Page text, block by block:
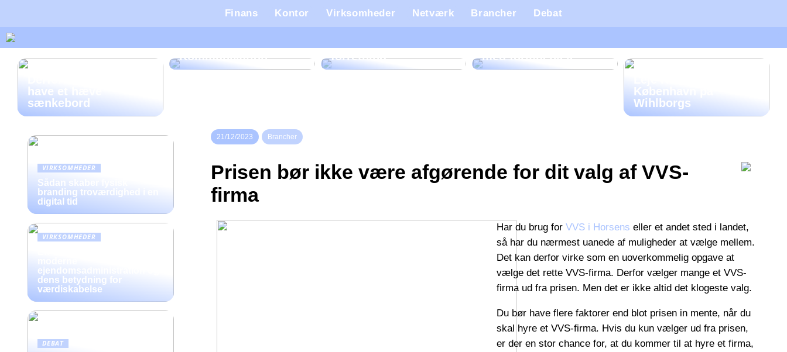
Finans Kontor Virksomheder Netværk Brancher Debat
have et hæve
sænkebord
Kommunikation
forretning
med formuepleje
København på
Wihlborgs
21/12/2023 Brancher
Prisen bør ikke være afgørende for dit valg af VVS-
firma
Har du brug forVVS i Horsens eller et andet sted i landet,
så har du nærmest uanede af muligheder at vælge mellem.
Det kan derfor virke som en uoverkommelig opgave at
vælge det rette VVS-firma. Derfor vælger mange et VVS-
firma ud fra prisen. Men det er ikke altid det klogeste valg.
Du bør have flere faktorer end blot prisen in mente, når du
skal hyre et VVS-firma. Hvis du kun vælger ud fra prisen,
er der en stor chance for, at du kommer til at hyre et firma,
VIRKSOMHEDER
Sådan skaber fysisk
branding troværdighed i en
digital tid
VIRKSOMHEDER
ejendomsadministration og
dens betydning for
værdiskabelse
DEBAT